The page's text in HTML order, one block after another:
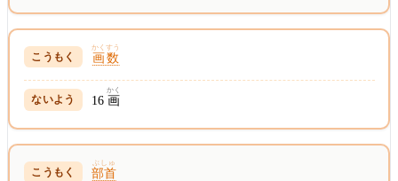
画数
かくすう
16 画
かく
部首
ぶしゅ